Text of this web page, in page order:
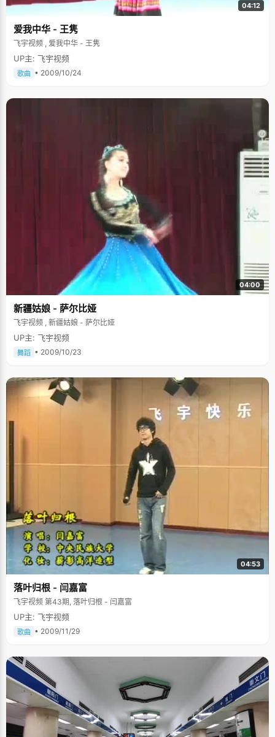
04:12
爱我中华 - 王隽
飞宇视频 , 爱我中华 - 王隽
UP主: 飞宇视频
歌曲 • 2009/10/24
04:00
新疆姑娘 - 萨尔比娅
飞宇视频 , 新疆姑娘 - 萨尔比娅
UP主: 飞宇视频
舞蹈 • 2009/10/23
04:53
落叶归根 - 闫嘉富
飞宇视频 第43期, 落叶归根 - 闫嘉富
UP主: 飞宇视频
歌曲 • 2009/11/29